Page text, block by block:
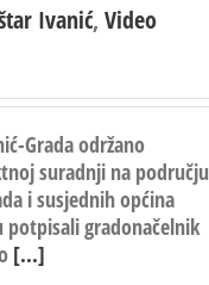
Ivanić, Video
Grada održano
suradnji na području
i susjednih općina
potpisali gradonačelnik
[...]